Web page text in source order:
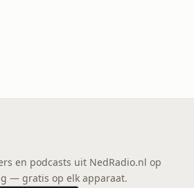
en podcasts uit NedRadio.nl op
— gratis op elk apparaat.